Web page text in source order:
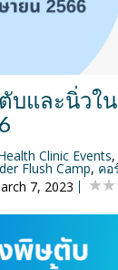
บและนิ่วใ
Clinic Events,
Flush Camp, คอ
7, 2023